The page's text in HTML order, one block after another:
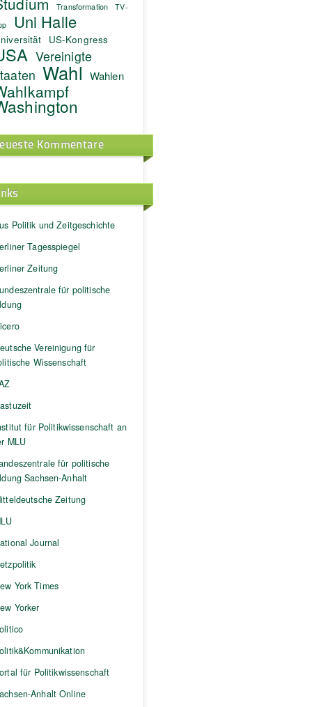
Transformation
TV-
Uni Halle
US-Kongress
Vereinigte
Wahl Wahlen
Kommentare
Politik und Zeitgeschichte
Tagesspiegel
Zeitung
für politische
Vereinigung für
Wissenschaft
für Politikwissenschaft an
MLU
für politische
Sachsen-Anhalt
Zeitung
Journal
York Times
Yorker
für Politikwissenschaft
Anhalt Online